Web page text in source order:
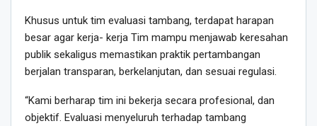
Khusus untuk tim evaluasi tambang, terdapat harapan
besar agar kerja- kerja Tim mampu menjawab keresahan
publik sekaligus memastikan praktik pertambangan
berjalan transparan, berkelanjutan, dan sesuai regulasi.
“Kami berharap tim ini bekerja secara profesional, dan
objektif. Evaluasi menyeluruh terhadap tambang